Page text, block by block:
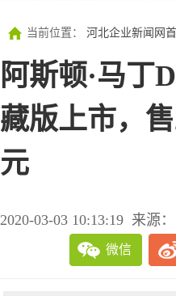
当前位置： 河北企业新闻网
阿斯顿·马丁
藏版上市，
元
2020-03-03 10:13:19 来源：
微信